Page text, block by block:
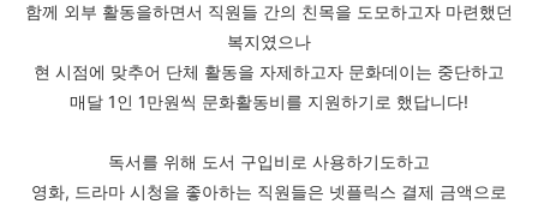
함께 외부 활동을하면서 직원들 간의 친목을 도모하고자 마련했던
복지였으나
현 시점에 맞추어 단체 활동을 자제하고자 문화데이는 중단하고
매달 1인 1만원씩 문화활동비를 지원하기로 했답니다!
독서를 위해 도서 구입비로 사용하기도하고
영화, 드라마 시청을 좋아하는 직원들은 넷플릭스 결제 금액으로